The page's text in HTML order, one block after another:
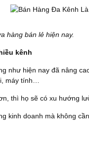
hàng bán lẻ hiện nay.
kênh
như hiện nay đã nâng
máy tính…
thì họ sẽ có xu hướng
kinh doanh mà không